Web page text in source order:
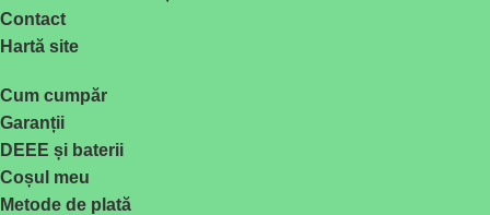
Contact
Hartă site
Cum cumpăr
Garanții
DEEE și baterii
Coșul meu
Metode de plată